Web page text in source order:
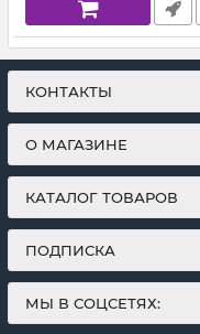
КОНТАКТЫ
О МАГАЗИНЕ
КАТАЛОГ ТОВАРОВ
ПОДПИСКА
МЫ В СОЦСЕТЯХ: